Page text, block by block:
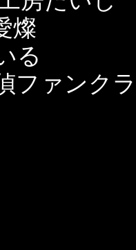
燦
る
ファンク